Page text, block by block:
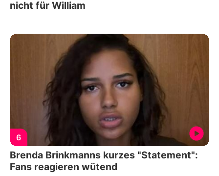
nicht für William
6
Brenda Brinkmanns kurzes "Statement":
Fans reagieren wütend